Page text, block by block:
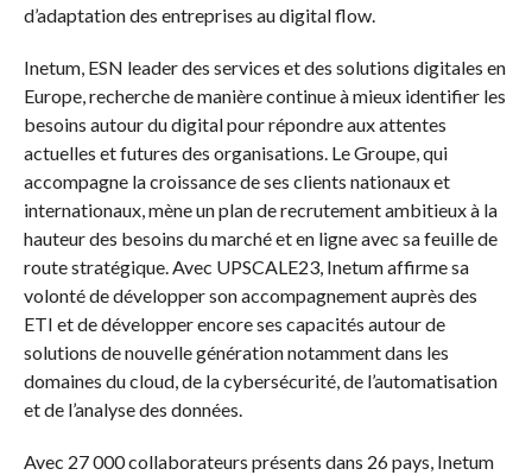
d’adaptation des entreprises au digital flow.
Inetum, ESN leader des services et des solutions digitales en
Europe, recherche de manière continue à mieux identifier les
besoins autour du digital pour répondre aux attentes
actuelles et futures des organisations. Le Groupe, qui
accompagne la croissance de ses clients nationaux et
internationaux, mène un plan de recrutement ambitieux à la
hauteur des besoins du marché et en ligne avec sa feuille de
route stratégique. Avec UPSCALE23, Inetum affirme sa
volonté de développer son accompagnement auprès des
ETI et de développer encore ses capacités autour de
solutions de nouvelle génération notamment dans les
domaines du cloud, de la cybersécurité, de l’automatisation
et de l’analyse des données.
Avec 27 000 collaborateurs présents dans 26 pays, Inetum